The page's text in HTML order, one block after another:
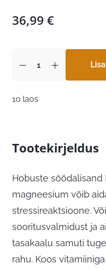
36,99 €
10 laos
Tootekirjeldus
Hobuste söödalisand
magneesium võib
stressireaktsioone.
sooritusvalmidust ja
tasakaalu samuti
rahu. Koos